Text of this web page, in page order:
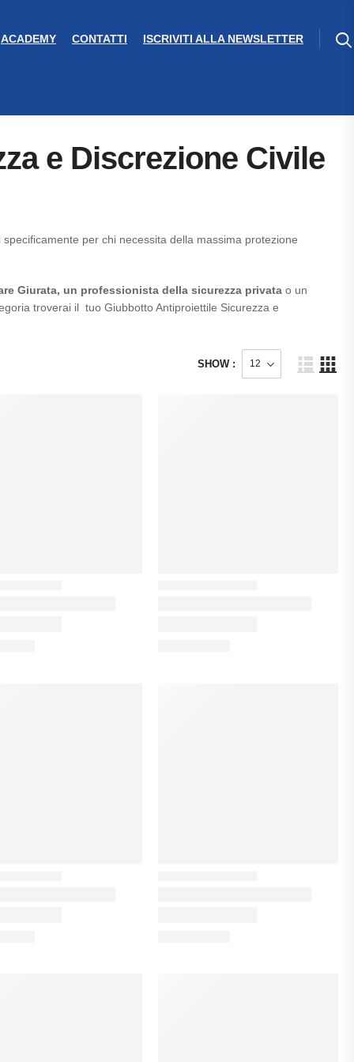
ACADEMY CONTATTI ISCRIVITI ALLA NEWSLETTER
e Discrezione Civile
per chi necessita della massima protezione
Giurata, un professionista della sicurezza privatao un
troverai il tuo Giubbotto Antiproiettile Sicurezza e
SHOW :